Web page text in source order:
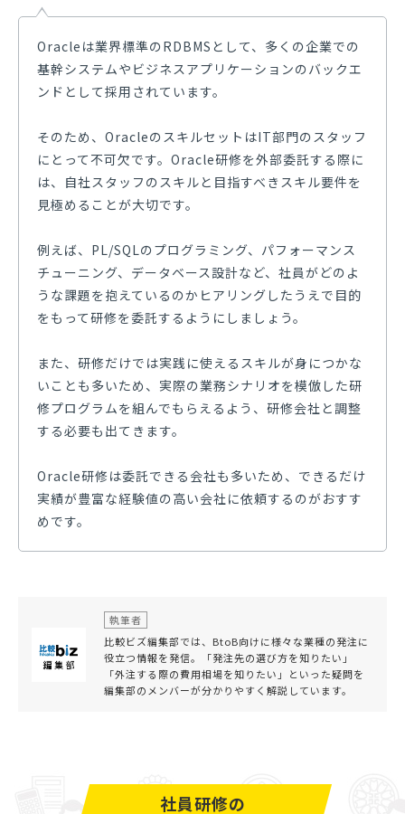
営業DXなど。
Oracleは業界標準のRDBMSとして、多くの企業での
基幹システムやビジネスアプリケーションのバックエ
ンドとして採用されています。
そのため、OracleのスキルセットはIT部門のスタッフ
にとって不可欠です。Oracle研修を外部委託する際に
は、自社スタッフのスキルと目指すべきスキル要件を
見極めることが大切です。
例えば、PL/SQLのプログラミング、パフォーマンス
チューニング、データベース設計など、社員がどのよ
うな課題を抱えているのかヒアリングしたうえで目的
をもって研修を委託するようにしましょう。
また、研修だけでは実践に使えるスキルが身につかな
いことも多いため、実際の業務シナリオを模倣した研
修プログラムを組んでもらえるよう、研修会社と調整
する必要も出てきます。
Oracle研修は委託できる会社も多いため、できるだけ
実績が豊富な経験値の高い会社に依頼するのがおすす
めです。
執筆者
比較ビズ編集部では、BtoB向けに様々な業種の発注に
役立つ情報を発信。「発注先の選び方を知りたい」
「外注する際の費用相場を知りたい」といった疑問を
編集部のメンバーが分かりやすく解説しています。
社員研修の